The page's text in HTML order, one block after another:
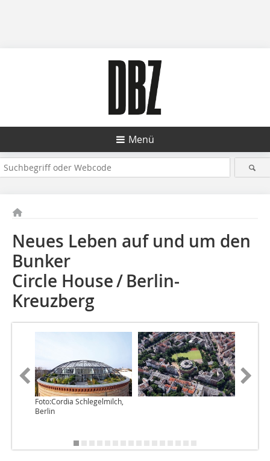
Menü
Neues Leben auf und um den
Bunker
Circle House / Berlin-
Kreuzberg
Foto:Cordia Schlegelmilch,
Berlin